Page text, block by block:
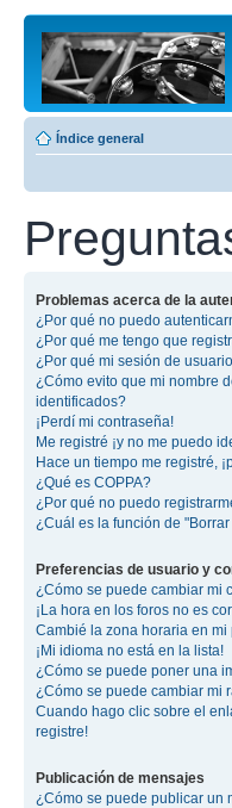
Índice general
Problemas acerca de la
¿Por qué no puedo
¿Por qué me tengo que
¿Por qué mi sesión de
¿Cómo evito que mi nombre
identificados?
¡Perdí mi contraseña!
Me registré ¡y no me puedo
Hace un tiempo me registré,
¿Qué es COPPA?
¿Por qué no puedo
¿Cuál es la función de
Preferencias de usuario y
¿Cómo se puede cambiar mi
¡La hora en los foros no es
Cambié la zona horaria en
¡Mi idioma no está en la lista!
¿Cómo se puede poner una
¿Cómo se puede cambiar mi
Cuando hago clic sobre el
registre!
Publicación de mensajes
¿Cómo se puede publicar un